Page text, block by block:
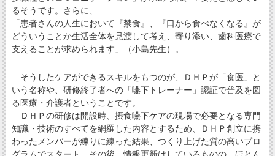
るそうです。さらに、
「患者さんの人生において『禁食』、『口から食べなくなる』が
どういうことか生活全体を見渡して考え、寄り添い、歯科医療で
支えることが求められます」（小島先生）。
そうしたケアができるスキルをもつのが、ＤＨＰが「食医」と
いう名称や、研修終了者への「嚥下トレーナー」認証で普及を図
る医療・介護者ということです。
ＤＨＰの研修は開設時、摂食嚥下ケアの現場で必要となる専門
知識・技術のすべてを網羅した内容とするため、ＤＨＰ創立に携
わったメンバーが練りに練った結果、つくり上げた質の高いプロ